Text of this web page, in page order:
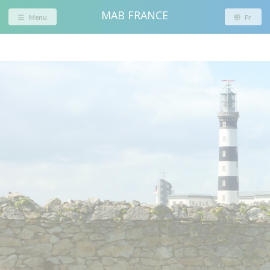
Menu MAB FRANCE Fr